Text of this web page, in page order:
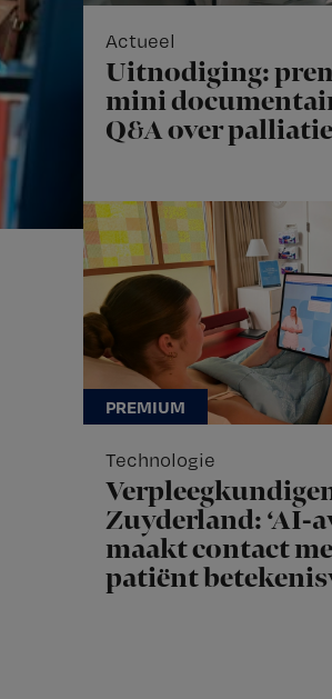
Actueel
Uitnodiging:
mini
Q&A over
Technologie
Zuyderland: ‘AI-
maakt contact
patiënt